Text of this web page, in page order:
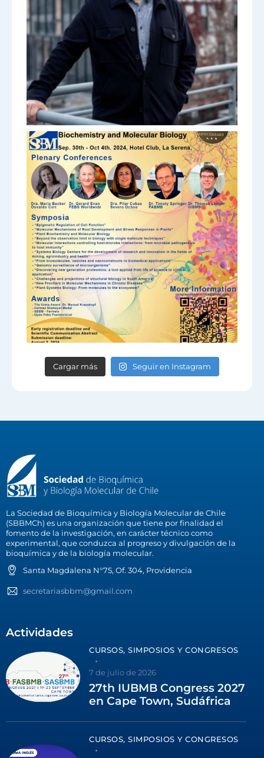
Cargar más Seguir en Instagram
La Sociedad de Bioquímica y Biología Molecular de Chile
(SBBMCh) es una organización que tiene por finalidad el
fomento de la investigación, en carácter técnico como
experimental, que conduzca al progreso y divulgación de la
bioquímica y de la biología molecular.
Santa Magdalena N°75, Of. 304, Providencia
secretariasbbm@gmail.com
Actividades
CURSOS, SIMPOSIOS Y CONGRESOS
7 de julio de 2026
27th IUBMB Congress 2027
en Cape Town, Sudáfrica
CURSOS, SIMPOSIOS Y CONGRESOS